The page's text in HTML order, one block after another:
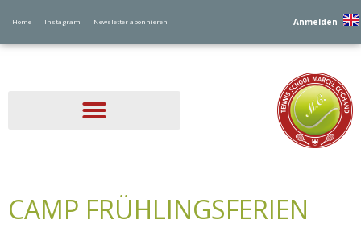
Home Instagram Newsletter abonnieren Anmelden
CAMP FRÜHLINGSFERIEN